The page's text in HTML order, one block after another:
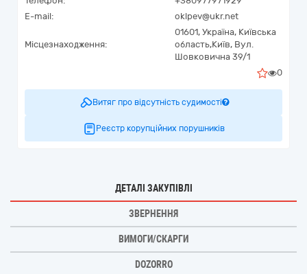
E-mail:
oklpev@ukr.net
Місцезнаходження:
01601, Україна, Київська
область,Київ, Вул.
Шовковична 39/1
0
Витяг про відсутність судимості
Реєстр корупційних порушників
ДЕТАЛІ ЗАКУПІВЛІ
ЗВЕРНЕННЯ
ВИМОГИ/СКАРГИ
DOZORRO